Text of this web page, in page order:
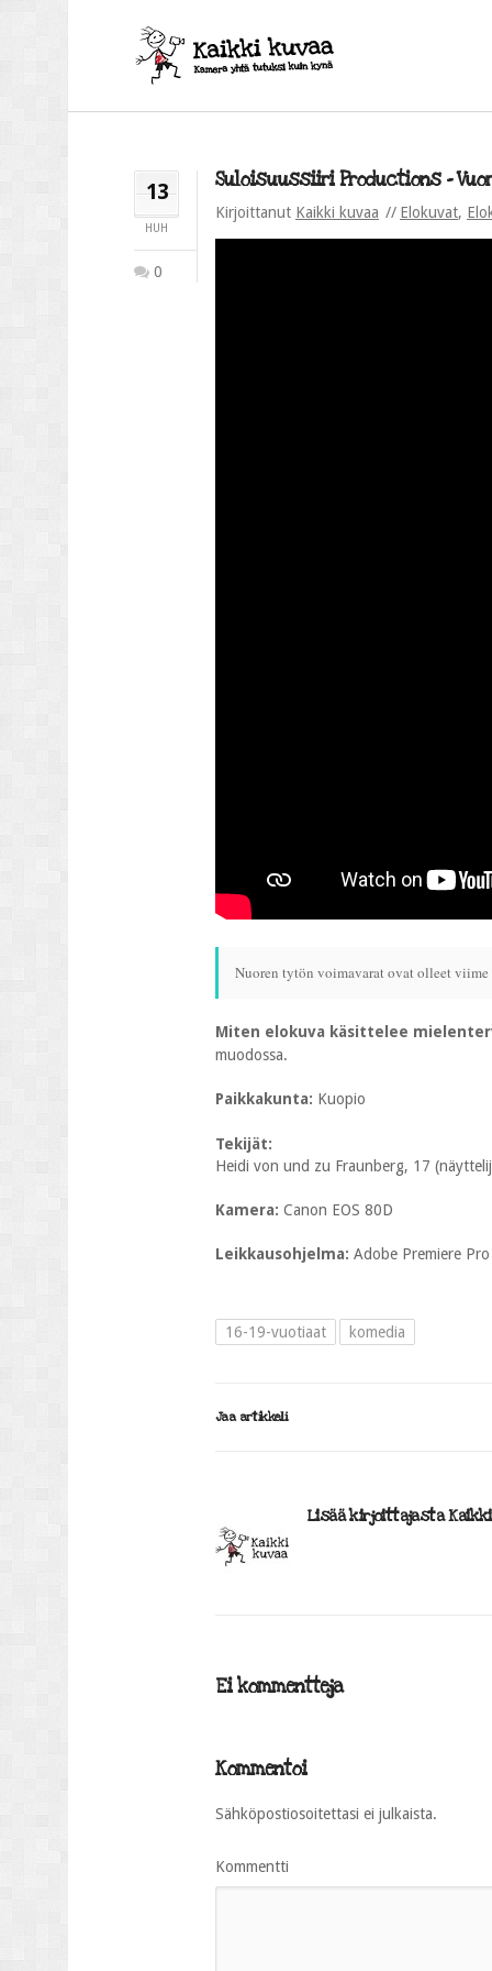
13
HUH
0
Suloisuussiiri Productions –
Kirjoittanut Kaikki kuvaa Elokuvat,
Nuoren tytön voimavarat ovat olleet
Miten elokuva käsittelee
muodossa.
Paikkakunta: Kuopio
Tekijät:
Heidi von und zu Fraunberg, 17
Kamera: Canon EOS 80D
Leikkausohjelma: Adobe Premiere
16-19-vuotiaat komedia
Jaa artikkeli
Lisää kirjoittajasta
Ei kommentteja
Kommentoi
Sähköpostiosoitettasi ei julkaista.
Kommentti